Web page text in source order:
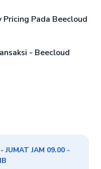
Pada Beecloud
- Beecloud
JUMAT JAM 09.00 -